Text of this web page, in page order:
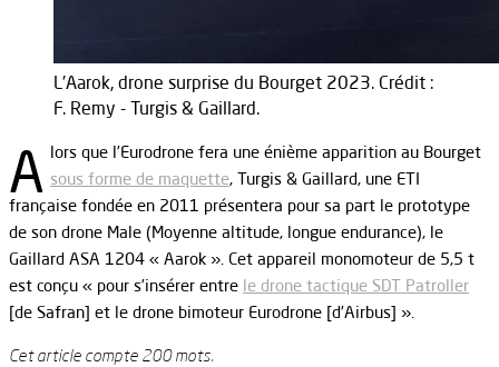
L'Aarok, drone surprise du Bourget 2023. Crédit :
F. Remy - Turgis & Gaillard.
A lors que l’Eurodrone fera une énième apparition au Bourget
sous forme de maquette, Turgis & Gaillard, une ETI
française fondée en 2011 présentera pour sa part le prototype
de son drone Male (Moyenne altitude, longue endurance), le
Gaillard ASA 1204 « Aarok ». Cet appareil monomoteur de 5,5 t
est conçu « pour s’insérer entre le drone tactique SDT Patroller
[de Safran] et le drone bimoteur Eurodrone [d’Airbus] ».
Cet article compte 200 mots.